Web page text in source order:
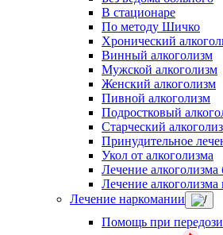
В стационаре
По методу Шичко
Хронический
Винный алкоголизм
Мужской алкоголизм
Женский алкоголизм
Пивной алкоголизм
Подростковый
Старческий
Принудительное
Укол от алкоголизма
Лечение алкоголизма
Лечение
Лечение наркомании
Помощь при